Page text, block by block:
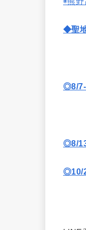
◆聖
◎8/7-
◎8/
◎10/